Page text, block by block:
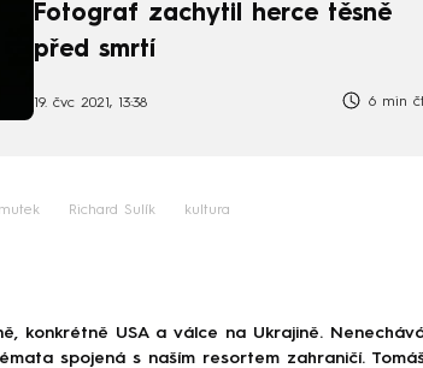
Fotograf zachytil herce těsně
před smrtí
19. čvc 2021, 13:38 6 min
Richard Sulík kultura
konkrétně USA a válce na Ukrajině.
spojená s naším resortem zahraničí.